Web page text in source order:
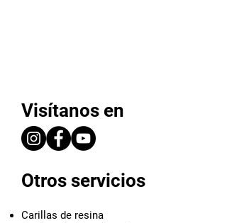
Visítanos en
Otros servicios
Carillas de resina